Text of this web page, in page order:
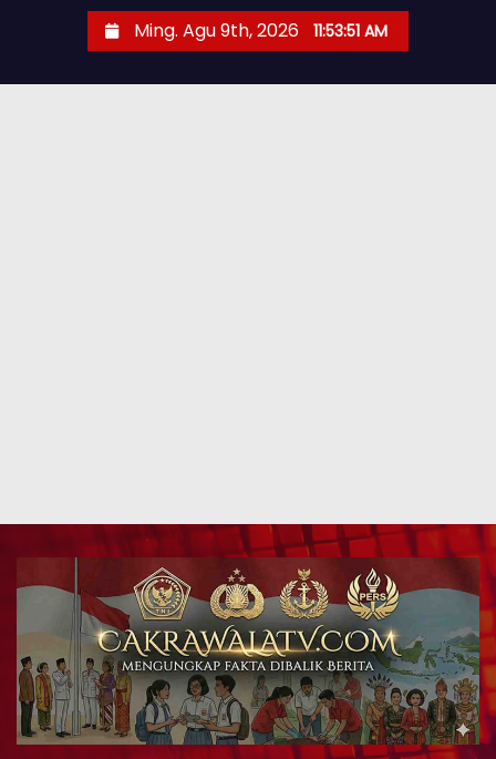
Ming. Agu 9th, 2026 11:53:53 AM